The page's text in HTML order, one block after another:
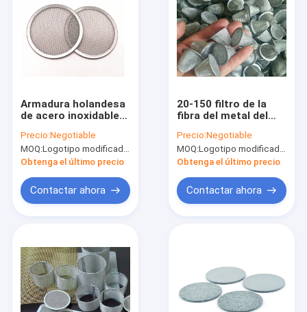
Armadura holandesa
de acero inoxidable
filtro de agua de 50
micrones
Precio:Negotiable
MOQ:Logotipo modificado para requisitos particulares (Min. Order: 300 pedazos) del empaquetado modificad
Obtenga el último precio
Contactar ahora
20-150 filtro de la
fibra del metal del
rectangular 100
Mesh Water Filter
Precio:Negotiable
MOQ:Logotipo modificado para requisitos particulares (Min. Order: 300 pedazos) del empaquetado modificad
Obtenga el último precio
Contactar ahora